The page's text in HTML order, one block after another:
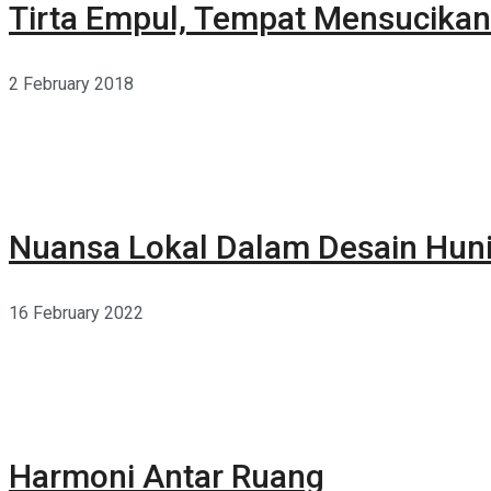
Tirta Empul, Tempat
2 February 2018
Nuansa Lokal Dalam Desain
16 February 2022
Harmoni Antar Ruang